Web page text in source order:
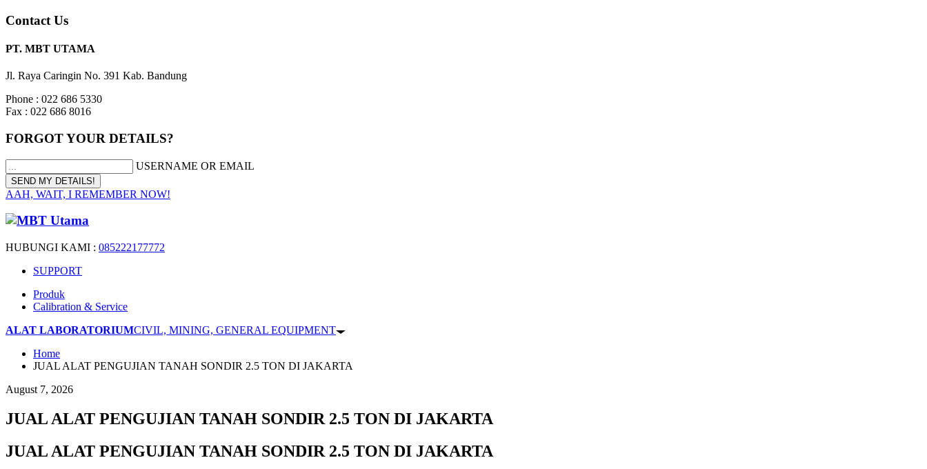
Contact Us
PT. MBT UTAMA
Jl. Raya Caringin No. 391 Kab. Bandung
Phone : 022 686 5330
Fax : 022 686 8016
FORGOT YOUR DETAILS?
USERNAME OR EMAIL
AAH, WAIT, I REMEMBER NOW!
HUBUNGI KAMI : 085222177772
SUPPORT
Produk
Calibration & Service
ALAT LABORATORIUMCIVIL, MINING, GENERAL EQUIPMENT
Home
JUAL ALAT PENGUJIAN TANAH SONDIR 2.5 TON DI JAKARTA
August 7, 2026
JUAL ALAT PENGUJIAN TANAH SONDIR 2.5 TON DI JAKARTA
JUAL ALAT PENGUJIAN TANAH SONDIR 2.5 TON DI JAKARTA